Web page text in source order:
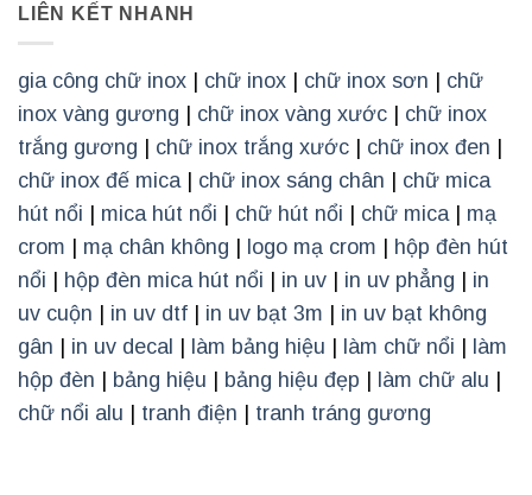
LIÊN KẾT NHANH
gia công chữ inox | chữ inox | chữ inox sơn | chữ
inox vàng gương | chữ inox vàng xước | chữ inox
trắng gương | chữ inox trắng xước | chữ inox đen |
chữ inox đế mica | chữ inox sáng chân | chữ mica
hút nổi | mica hút nổi | chữ hút nổi | chữ mica | mạ
crom | mạ chân không | logo mạ crom | hộp đèn hút
nổi | hộp đèn mica hút nổi | in uv | in uv phẳng | in
uv cuộn | in uv dtf | in uv bạt 3m | in uv bạt không
gân | in uv decal | làm bảng hiệu | làm chữ nổi | làm
hộp đèn | bảng hiệu | bảng hiệu đẹp | làm chữ alu |
chữ nổi alu | tranh điện | tranh tráng gương